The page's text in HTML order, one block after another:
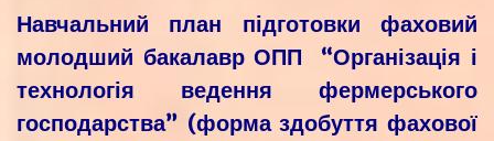
Навчальний план підготовки фаховий
молодший бакалавр ОПП “Організація і
технологія ведення фермерського
господарства” (форма здобуття фахової